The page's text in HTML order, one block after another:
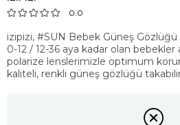
0.0
izipizi, #SUN Bebek Güneş Gözlüğü
0-12 / 12-36 aya kadar olan bebekler
polarize lenslerimizle optimum
kaliteli, renkli güneş gözlüğü